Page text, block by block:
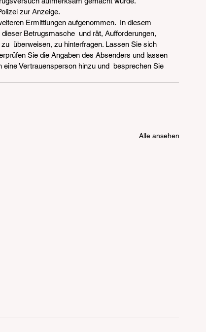
zur Anzeige.
Ermittlungen aufgenommen.  In diesem
Betrugsmasche  und rät, Aufforderungen,
überweisen, zu hinterfragen. Lassen Sie sich
Sie die Angaben des Absenders und lassen
Vertrauensperson hinzu und  besprechen Sie
Alle ansehen